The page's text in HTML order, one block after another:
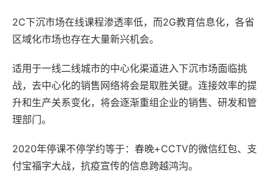
2C下沉市场在线课程渗透率低，而2G教育信息化，各省
区域化市场也存在大量新兴机会。
适用于一线二线城市的中心化渠道进入下沉市场面临挑
战，去中心化的销售网络将会是取胜关键。连接效率的提
升和生产关系变化，将会逐渐重组企业的销售、研发和管
理部门。
2020年停课不停学约等于：春晚+CCTV的微信红包、支
付宝福字大战，抗疫宣传的信息跨越鸿沟。